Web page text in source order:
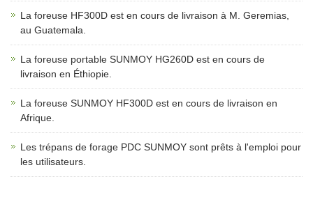
La foreuse HF300D est en cours de livraison à M. Geremias,
au Guatemala.
La foreuse portable SUNMOY HG260D est en cours de
livraison en Éthiopie.
La foreuse SUNMOY HF300D est en cours de livraison en
Afrique.
Les trépans de forage PDC SUNMOY sont prêts à l'emploi pour
les utilisateurs.